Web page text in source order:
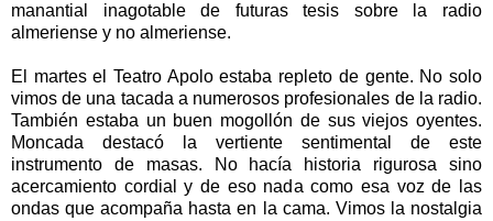
manantial inagotable de futuras tesis sobre la radio
almeriense y no almeriense.
El martes el Teatro Apolo estaba repleto de gente. No solo
vimos de una tacada a numerosos profesionales de la radio.
También estaba un buen mogollón de sus viejos oyentes.
Moncada destacó la vertiente sentimental de este
instrumento de masas. No hacía historia rigurosa sino
acercamiento cordial y de eso nada como esa voz de las
ondas que acompaña hasta en la cama. Vimos la nostalgia